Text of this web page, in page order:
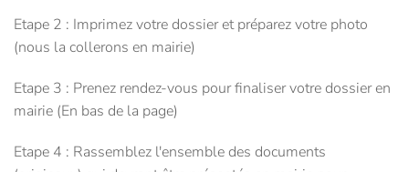
Etape 2 : Imprimez votre dossier et préparez votre photo
(nous la collerons en mairie)
Etape 3 : Prenez rendez-vous pour finaliser votre dossier en
mairie (En bas de la page)
Etape 4 : Rassemblez l'ensemble des documents